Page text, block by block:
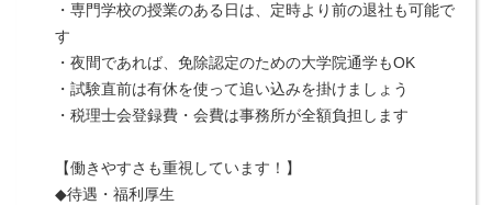
・専門学校の授業のある日は、定時より前の退社も可能で
す
・夜間であれば、免除認定のための大学院通学もOK
・試験直前は有休を使って追い込みを掛けましょう
・税理士会登録費・会費は事務所が全額負担します
【働きやすさも重視しています！】
◆待遇・福利厚生